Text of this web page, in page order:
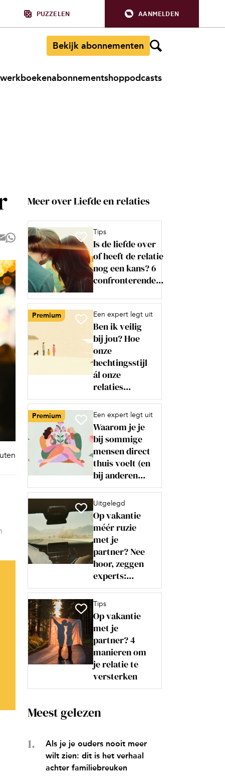
PUZZELEN AANMELDEN
Bekijk abonnementen
werkboekenabonnementshoppodcasts
Meer over Liefde en relaties
Tips
Is de liefde over
of heeft de relatie
nog een kans? 6
confronterende...
Premium Een expert legt uit
Ben ik veilig
bij jou? Hoe
onze
hechtingsstijl
ál onze
relaties...
Premium Een expert legt uit
Waarom je je
bij sommige
mensen direct
thuis voelt (en
bij anderen...
Uitgelegd
Op vakantie
méér ruzie
met je
partner? Nee
hoor, zeggen
experts:...
Tips
Op vakantie
met je
partner? 4
manieren om
je relatie te
versterken
Meest gelezen
Als je je ouders nooit meer
wilt zien: dit is het verhaal
achter familiebreuken